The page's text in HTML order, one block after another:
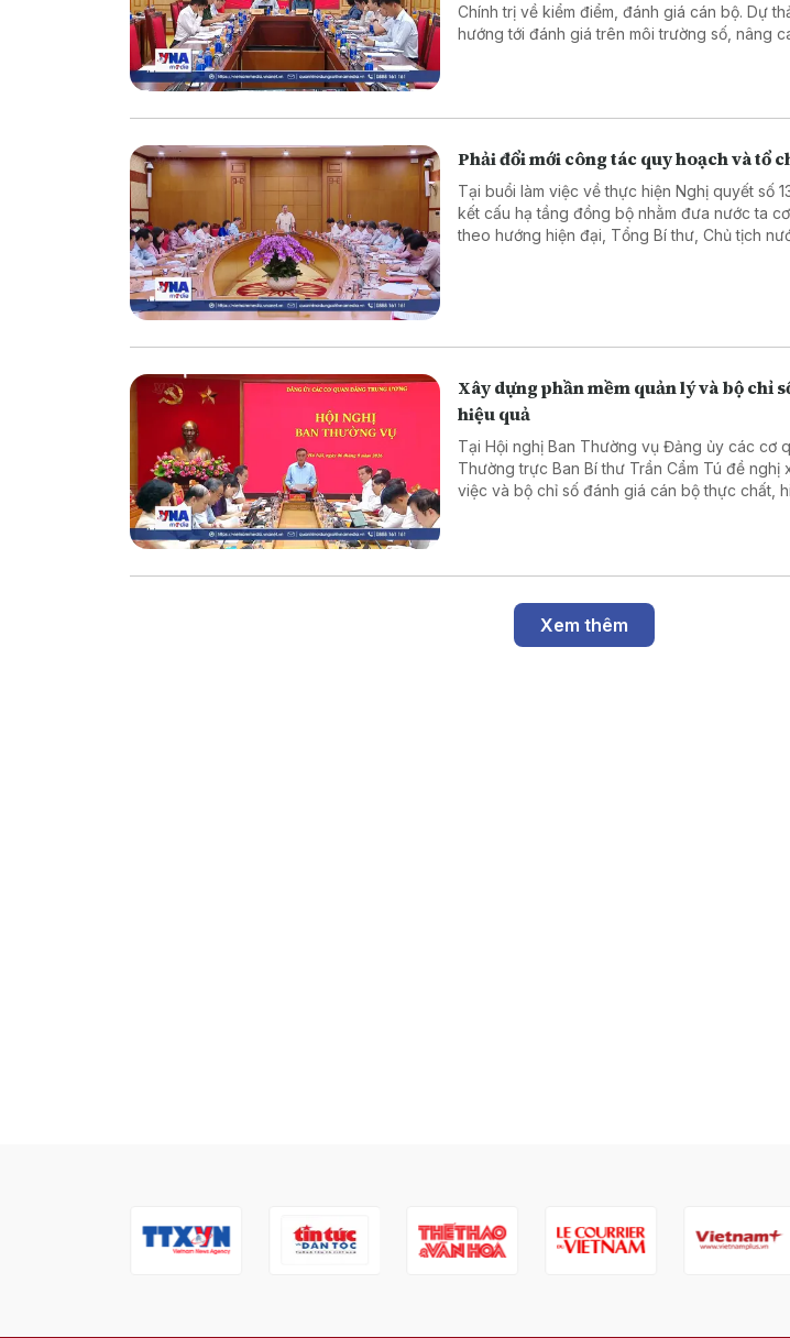
Chính trị về kiểm điểm, đánh giá cán bộ. Dự
hướng tới đánh giá trên môi trường số, nâng
Phải đổi mới công tác quy hoạch và tổ
Tại buổi làm việc về thực hiện Nghị quyết số
kết cấu hạ tầng đồng bộ nhằm đưa nước ta
theo hướng hiện đại, Tổng Bí thư, Chủ tịch
Xây dựng phần mềm quản lý và bộ chỉ
hiệu quả
Tại Hội nghị Ban Thường vụ Đảng ủy các cơ
Thường trực Ban Bí thư Trần Cẩm Tú đề
việc và bộ chỉ số đánh giá cán bộ thực chất,
Xem thêm